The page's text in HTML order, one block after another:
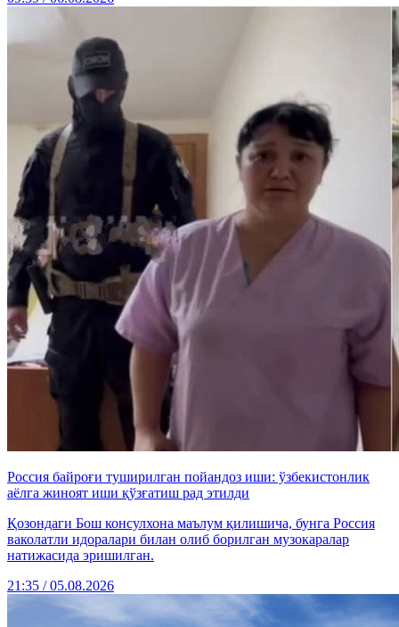
Россия байроғи туширилган пойандоз иши: ўзбекистонлик
аёлга жиноят иши қўзғатиш рад этилди
Қозондаги Бош консулхона маълум қилишича, бунга Россия
ваколатли идоралари билан олиб борилган музокаралар
натижасида эришилган.
21:35 / 05.08.2026